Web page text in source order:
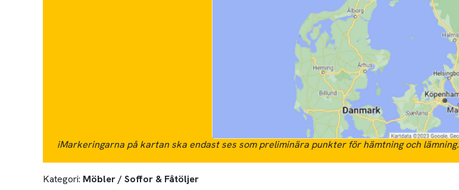
iMarkeringarna på kartan ska endast ses som preliminära punkter för hämtning och lämning.
Kategori: Möbler / Soffor & Fåtöljer